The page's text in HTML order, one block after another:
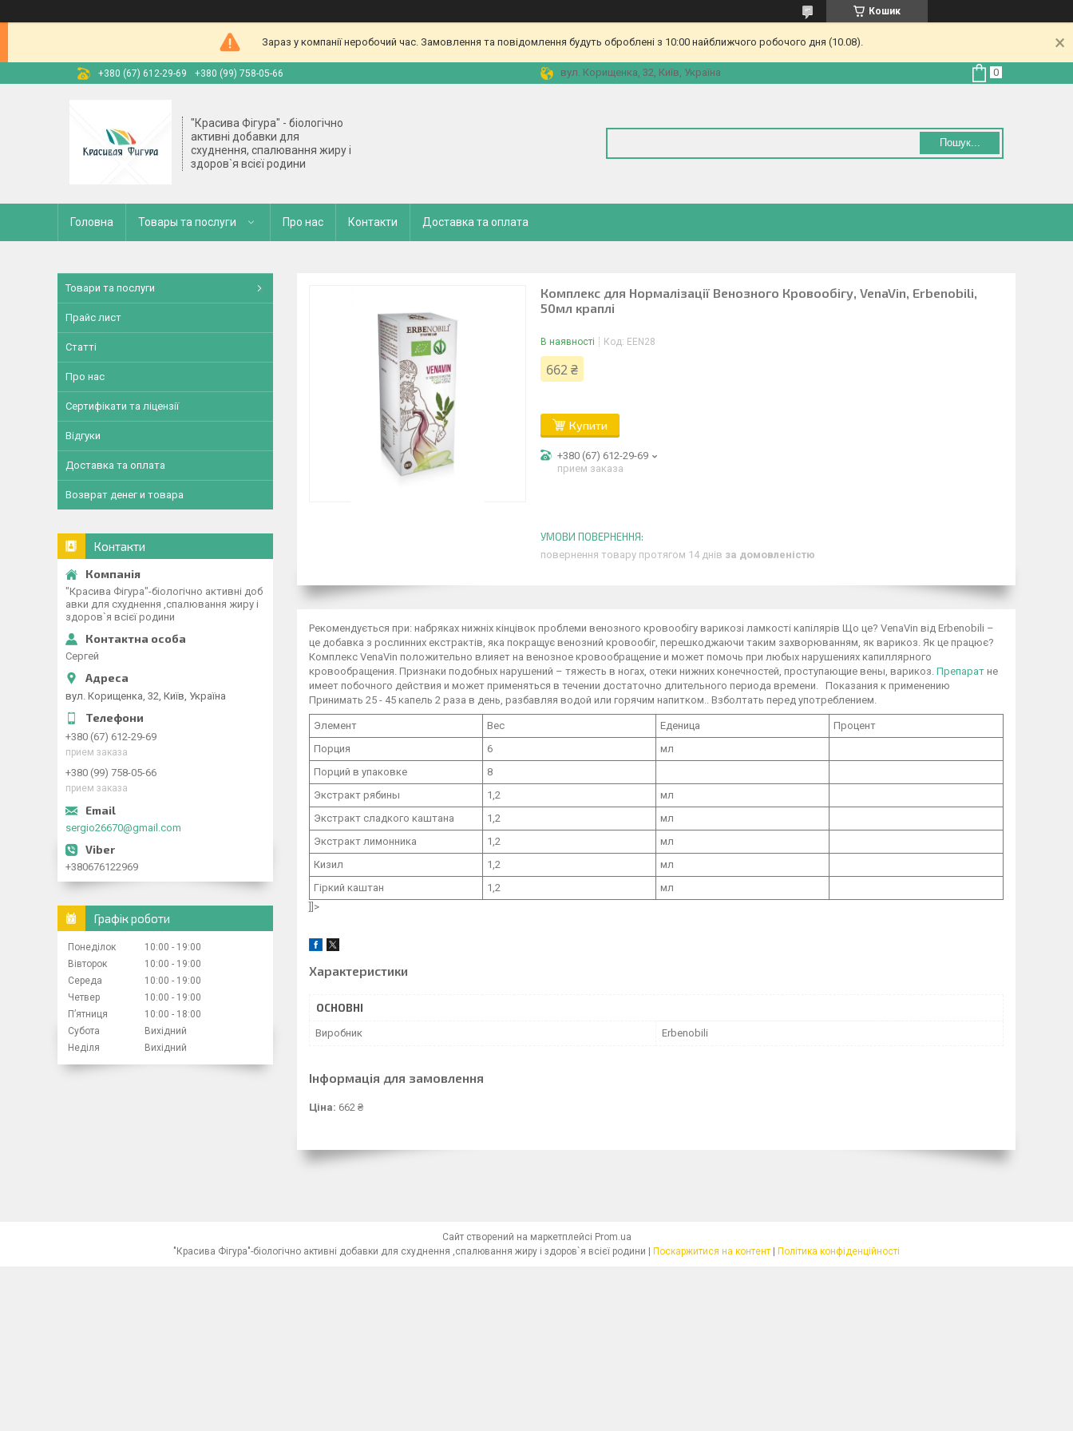
Кошик
Зараз у компанії неробочий час. Замовлення та повідомлення будуть оброблені з 10:00 найближчого робочого дня (10.08).
+380 (67) 612-29-69 +380 (99) 758-05-66 вул. Корищенка, 32, Київ, Україна
"Красива Фігура" - біологічно
активні добавки для
схуднення, спалювання жиру і
здоров`я всієї родини
Пошук...
Головна Товары та послуги Про нас Контакти Доставка та оплата
Комплекс для Нормалізації Венозного Кровообігу, VenaVin, Erbenobili,
50мл краплі
В наявності Код: EEN28
662 ₴
Купити
+380 (67) 612-29-69
прием заказа
повернення товару протягом 14 днів за домовленістю
Рекомендується при: набряках нижніх кінцівок проблеми венозного кровообігу варикозі ламкості капілярів Що це? VenaVin від Erbenobili –
це добавка з рослинних екстрактів, яка покращує венозний кровообіг, перешкоджаючи таким захворюванням, як варикоз. Як це працює?
Комплекс VenaVin положительно влияет на венозное кровообращение и может помочь при любых нарушениях капиллярного
кровообращения. Признаки подобных нарушений – тяжесть в ногах, отеки нижних конечностей, проступающие вены, варикоз. Препарат не
имеет побочного действия и может применяться в течении достаточно длительного периода времени. Показания к применению
Принимать 25 - 45 капель 2 раза в день, разбавляя водой или горячим напитком.. Взболтать перед употреблением.
Элемент Вес Еденица
Процент
Порция
6
мл
Порций в упаковке
8
Экстракт рябины
1,2
мл
Экстракт сладкого каштана
1,2
мл
Экстракт лимонника
1,2
мл
Кизил
1,2
мл
Гіркий каштан
1,2
мл
]]>
Характеристики
ОСНОВНІ
Виробник Erbenobili
Інформація для замовлення
Ціна: 662 ₴
Товари та послуги
Прайс лист
Статті
Про нас
Сертифікати та ліцензії
Відгуки
Доставка та оплата
Возврат денег и товара
Контакти
"Красива Фігура"-біологічно активні доб
авки для схуднення ,спалювання жиру і
здоров`я всієї родини
Сергей
вул. Корищенка, 32, Київ, Україна
+380 (67) 612-29-69
прием заказа
+380 (99) 758-05-66
прием заказа
sergio26670@gmail.com
+380676122969
Графік роботи
Понеділок 10:00
19:00
Вівторок
10:00
19:00
Середа
10:00
19:00
Четвер
10:00
19:00
Пʼятниця
10:00
18:00
Субота
Вихідний
Неділя
Вихідний
Сайт створений на маркетплейсі Prom.ua
"Красива Фігура"-біологічно активні добавки для схуднення ,спалювання жиру і здоров`я всієї родини | Поскаржитися на контент | Політика конфіденційності